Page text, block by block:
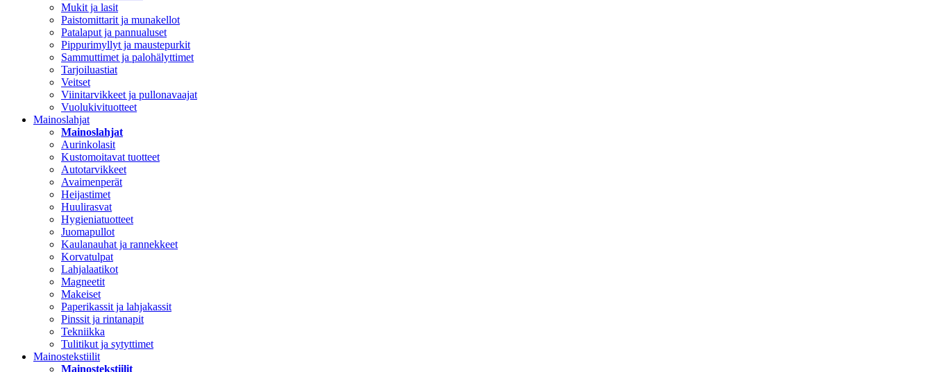
Mukit ja lasit
Paistomittarit ja munakellot
Patalaput ja pannualuset
Pippurimyllyt ja maustepurkit
Sammuttimet ja palohälyttimet
Tarjoiluastiat
Veitset
Viinitarvikkeet ja pullonavaajat
Vuolukivituotteet
Mainoslahjat
Mainoslahjat
Aurinkolasit
Kustomoitavat tuotteet
Autotarvikkeet
Avaimenperät
Heijastimet
Huulirasvat
Hygieniatuotteet
Juomapullot
Kaulanauhat ja rannekkeet
Korvatulpat
Lahjalaatikot
Magneetit
Makeiset
Paperikassit ja lahjakassit
Pinssit ja rintanapit
Tekniikka
Tulitikut ja sytyttimet
Mainostekstiilit
Mainostekstiilit